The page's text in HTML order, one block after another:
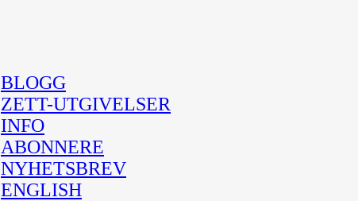
BLOGG
ZETT-UTGIVELSER
INFO
ABONNERE
NYHETSBREV
ENGLISH